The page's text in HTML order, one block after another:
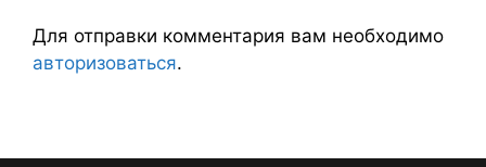
Для отправки комментария вам необходимо
авторизоваться.